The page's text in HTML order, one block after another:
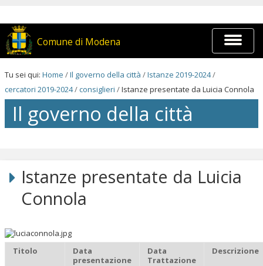
contenuti.
Salta
alla
Comune di Modena
Espandi
barra
di
Tu sei qui: Home /Il governo della città /Istanze 2019-2024/
cercatori 2019-2024/consiglieri /Istanze presentate da Luicia Connola
Il governo della città
Salta
navigazione
Istanze presentate da Luicia
Connola
Titolo
Data
presentazione
Data
Trattazione
Descrizione